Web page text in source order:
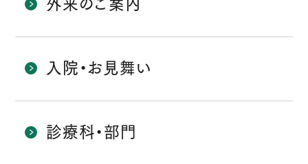
外来のご案内
入院・お見舞い
診療科・部門